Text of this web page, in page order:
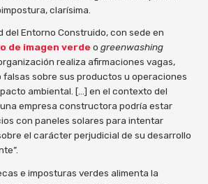
clarísima.
del Entorno Construido, con sede en
de imagen verde o greenwashing
realiza afirmaciones vagas,
falsas sobre sus productos u operaciones
ambiental. […] en el contexto del
empresa constructora podría estar
con paneles solares para intentar
el carácter perjudicial de su desarrollo
e imposturas verdes alimenta la